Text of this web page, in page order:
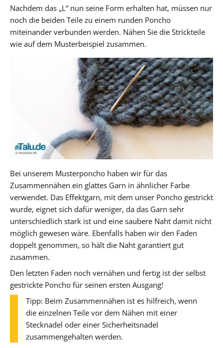
Nachdem das „L“ nun seine Form erhalten hat, müssen nur
noch die beiden Teile zu einem runden Poncho
miteinander verbunden werden. Nähen Sie die Strickteile
wie auf dem Musterbeispiel zusammen.
Bei unserem Musterponcho haben wir für das
Zusammennähen ein glattes Garn in ähnlicher Farbe
verwendet. Das Effektgarn, mit dem unser Poncho gestrickt
wurde, eignet sich dafür weniger, da das Garn sehr
unterschiedlich stark ist und eine saubere Naht damit nicht
möglich gewesen wäre. Ebenfalls haben wir den Faden
doppelt genommen, so hält die Naht garantiert gut
zusammen.
Den letzten Faden noch vernähen und fertig ist der selbst
gestrickte Poncho für seinen ersten Ausgang!
Tipp: Beim Zusammennähen ist es hilfreich, wenn
die einzelnen Teile vor dem Nähen mit einer
Stecknadel oder einer Sicherheitsnadel
zusammengehalten werden.